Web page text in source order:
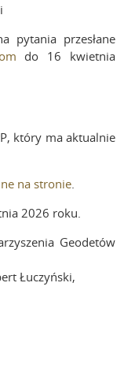
pytania przesłane
do 16 kwietnia
który ma aktualnie
na stronie
2026 roku.
Geodetów
Łuczyński,